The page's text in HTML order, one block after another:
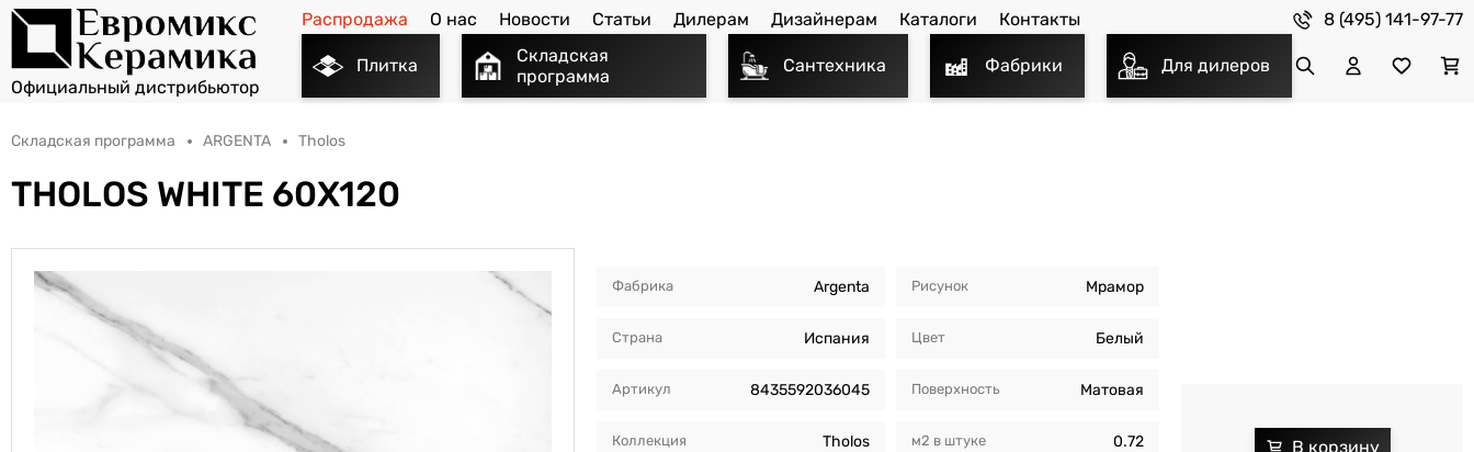
Распродажа О нас Новости Статьи Дилерам Дизайнерам Каталоги Контакты 8 (495) 141-97-77
Плитка
Складская
программа
Сантехника Фабрики Для дилеров
Складская программа ARGENTA Tholos
THOLOS WHITE 60X120
Фабрика Argenta
Страна Испания
Артикул 8435592036045
Коллекция Tholos
Рисунок Мрамор
Цвет Белый
Поверхность Матовая
м2 в штуке 0.72